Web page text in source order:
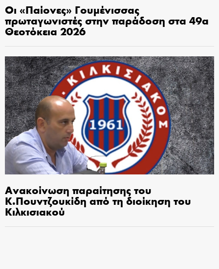
Οι «Παίονες» Γουμένισσας
πρωταγωνιστές στην παράδοση στα 49α
Θεοτόκεια 2026
Ανακοίνωση παραίτησης του
Κ.Πουντζουκίδη από τη διοίκηση του
Κιλκισιακού